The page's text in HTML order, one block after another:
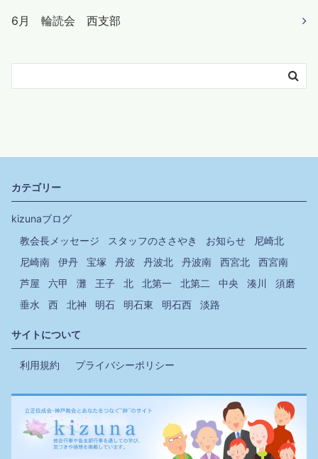
6月 輪読会 西支部
カテゴリー
kizunaブログ
教会長メッセージ
スタッフのささやき お知らせ
尼崎北
尼崎南
伊丹 宝塚 丹波 丹波北 丹波南 西宮北
西宮南
芦屋
六甲 灘 王子 北 北第一 北第二 中央 湊川
須磨
垂水
西 北神 明石 明石東 明石西 淡路
サイトについて
利用規約 プライバシーポリシー